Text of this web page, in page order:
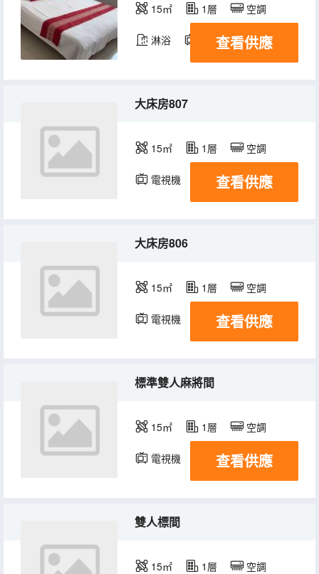
15㎡ 1層 空調
淋浴 電視機
查看供應
大床房807
15㎡ 1層 空調
電視機 查看供應
大床房806
15㎡ 1層 空調
電視機 查看供應
標準雙人麻將間
15㎡ 1層 空調
電視機 查看供應
雙人標間
15㎡ 1層 空調